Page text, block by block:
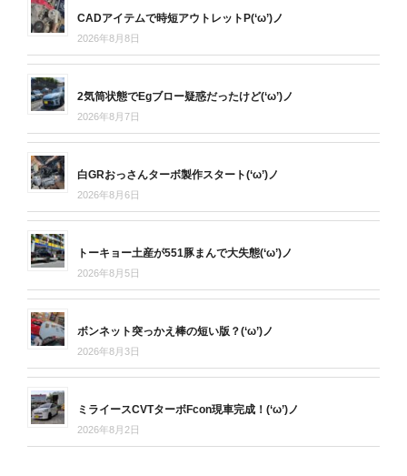
CADアイテムで時短アウトレットP(‘ω’)ノ
2026年8月8日
2気筒状態でEgブロー疑惑だったけど(‘ω’)ノ
2026年8月7日
白GRおっさんターボ製作スタート(‘ω’)ノ
2026年8月6日
トーキョー土産が551豚まんで大失態(‘ω’)ノ
2026年8月5日
ボンネット突っかえ棒の短い版？(‘ω’)ノ
2026年8月3日
ミライースCVTターボFcon現車完成！(‘ω’)ノ
2026年8月2日